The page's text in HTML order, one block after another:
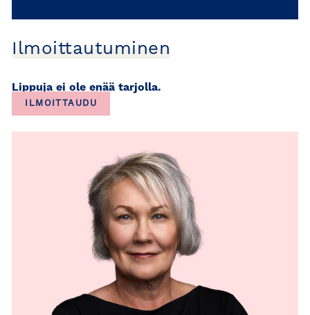
Ilmoittautuminen
Lippuja ei ole enää tarjolla.
ILMOITTAUDU